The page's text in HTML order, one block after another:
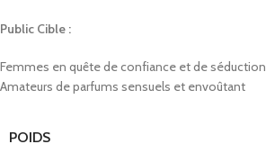
Public Cible :
Femmes en quête de confiance et de séduction
Amateurs de parfums sensuels et envoûtant
POIDS